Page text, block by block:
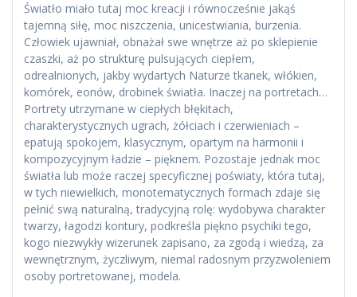
Światło miało tutaj moc kreacji i równocześnie jakąś
tajemną siłę, moc niszczenia, unicestwiania, burzenia.
Człowiek ujawniał, obnażał swe wnętrze aż po sklepienie
czaszki, aż po strukturę pulsujących ciepłem,
odrealnionych, jakby wydartych Naturze tkanek, włókien,
komórek, eonów, drobinek światła. Inaczej na portretach…
Portrety utrzymane w ciepłych błękitach,
charakterystycznych ugrach, żółciach i czerwieniach –
epatują spokojem, klasycznym, opartym na harmonii i
kompozycyjnym ładzie – pięknem. Pozostaje jednak moc
światła lub może raczej specyficznej poświaty, która tutaj,
w tych niewielkich, monotematycznych formach zdaje się
pełnić swą naturalną, tradycyjną rolę: wydobywa charakter
twarzy, łagodzi kontury, podkreśla piękno psychiki tego,
kogo niezwykły wizerunek zapisano, za zgodą i wiedzą, za
wewnętrznym, życzliwym, niemal radosnym przyzwoleniem
osoby portretowanej, modela.